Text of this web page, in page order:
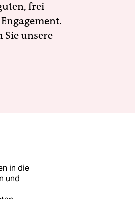
frei
Sie unsere
in die
und